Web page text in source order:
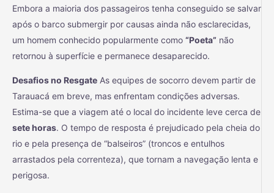
Embora a maioria dos passageiros tenha conseguido se salvar
após o barco submergir por causas ainda não esclarecidas,
um homem conhecido popularmente como “Poeta” não
retornou à superfície e permanece desaparecido.
Desafios no Resgate As equipes de socorro devem partir de
Tarauacá em breve, mas enfrentam condições adversas.
Estima-se que a viagem até o local do incidente leve cerca de
sete horas. O tempo de resposta é prejudicado pela cheia do
rio e pela presença de “balseiros” (troncos e entulhos
arrastados pela correnteza), que tornam a navegação lenta e
perigosa.